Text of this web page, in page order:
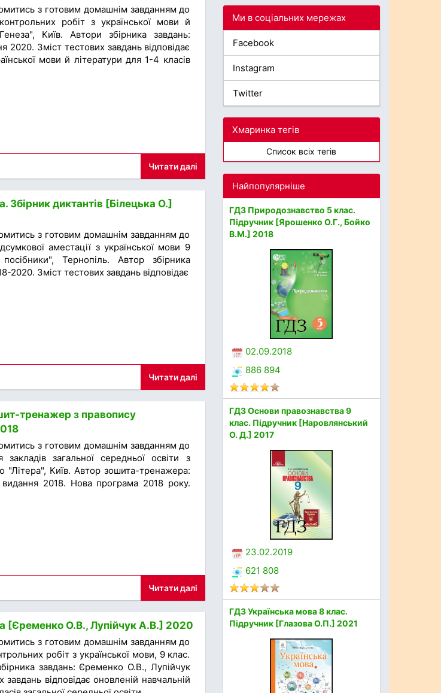
з готовим домашнім завданням до
робіт з української мови й
Київ. Автори збірника завдань:
Зміст тестових завдань відповідає
мови й літератури для 1-4 класів
Читати далі
диктантів [Білецька О.]
з готовим домашнім завданням до
аместації з української мови 9
Тернопіль. Автор збірника
2020. Зміст тестових завдань відповідає
Читати далі
тренажер з правопису
з готовим домашнім завданням до
загальної середньої освіти з
"Літера", Київ. Автор зошита-тренажера:
2018. Нова програма 2018 року.
Читати далі
[Єременко О.В., Лупійчук А.В.] 2020
з готовим домашнім завданням до
робіт з української мови, 9 клас.
завдань: Єременко О.В., Лупійчук
відповідає оновленій навчальній
Ми в соціальних мережах
Facebook
Instagram
Twitter
Хмаринка тегів
Список всіх тегів
Найпопулярніше
ГДЗ Природознавство 5 клас.
Підручник [Ярошенко О.Г., Бойко
В.М.] 2018
02.09.2018
886 894
ГДЗ Основи правознавства 9
клас. Підручник [Наровлянський
О. Д.] 2017
23.02.2019
621 808
ГДЗ Українська мова 8 клас.
Підручник [Глазова О.П.] 2021